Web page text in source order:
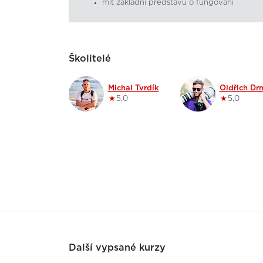
mít základní představu o fungování
Školitelé
Michal Tvrdík
★ 5,0
Oldřich
★ 5,0
Další vypsané kurzy